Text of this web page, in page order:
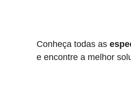
Conheça todas as
e encontre a melhor